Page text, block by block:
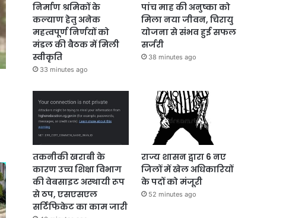
निर्माण श्रमिकों के
कल्याण हेतु अनेक
महत्वपूर्ण निर्णयों को
मंडल की बैठक में मिली
स्वीकृति
33 minutes ago
पांच माह की अनुष्का को
मिला नया जीवन, चिरायु
योजना से संभव हुई सफल
सर्जरी
38 minutes ago
तकनीकी खराबी के
कारण उच्च शिक्षा विभाग
की वेबसाइट अस्थायी रूप
से ठप, एसएसएल
सर्टिफिकेट का काम जारी
राज्य शासन द्वारा 6 नए
जिलों में खेल अधिकारियों
के पदों को मंजूरी
52 minutes ago